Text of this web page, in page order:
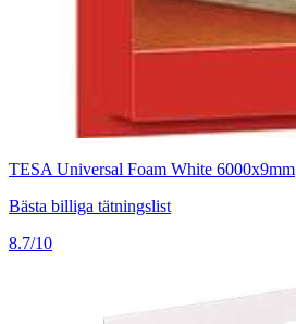
TESA Universal Foam White 6000x9mm
Bästa billiga tätningslist
8.7/10